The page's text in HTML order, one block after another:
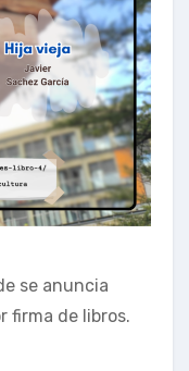
se anuncia
firma de libros.